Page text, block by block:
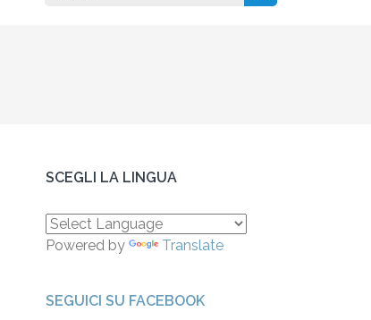
per:
SCEGLI LA LINGUA
Powered by Translate
SEGUICI SU FACEBOOK